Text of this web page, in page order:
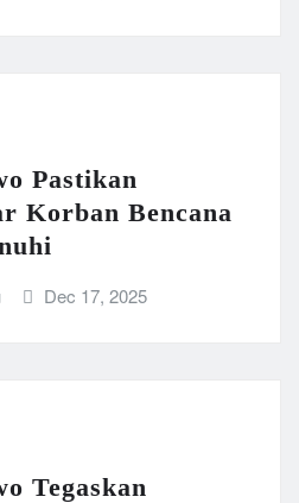
Pastikan
Korban Bencana
Dec 17, 2025
Tegaskan